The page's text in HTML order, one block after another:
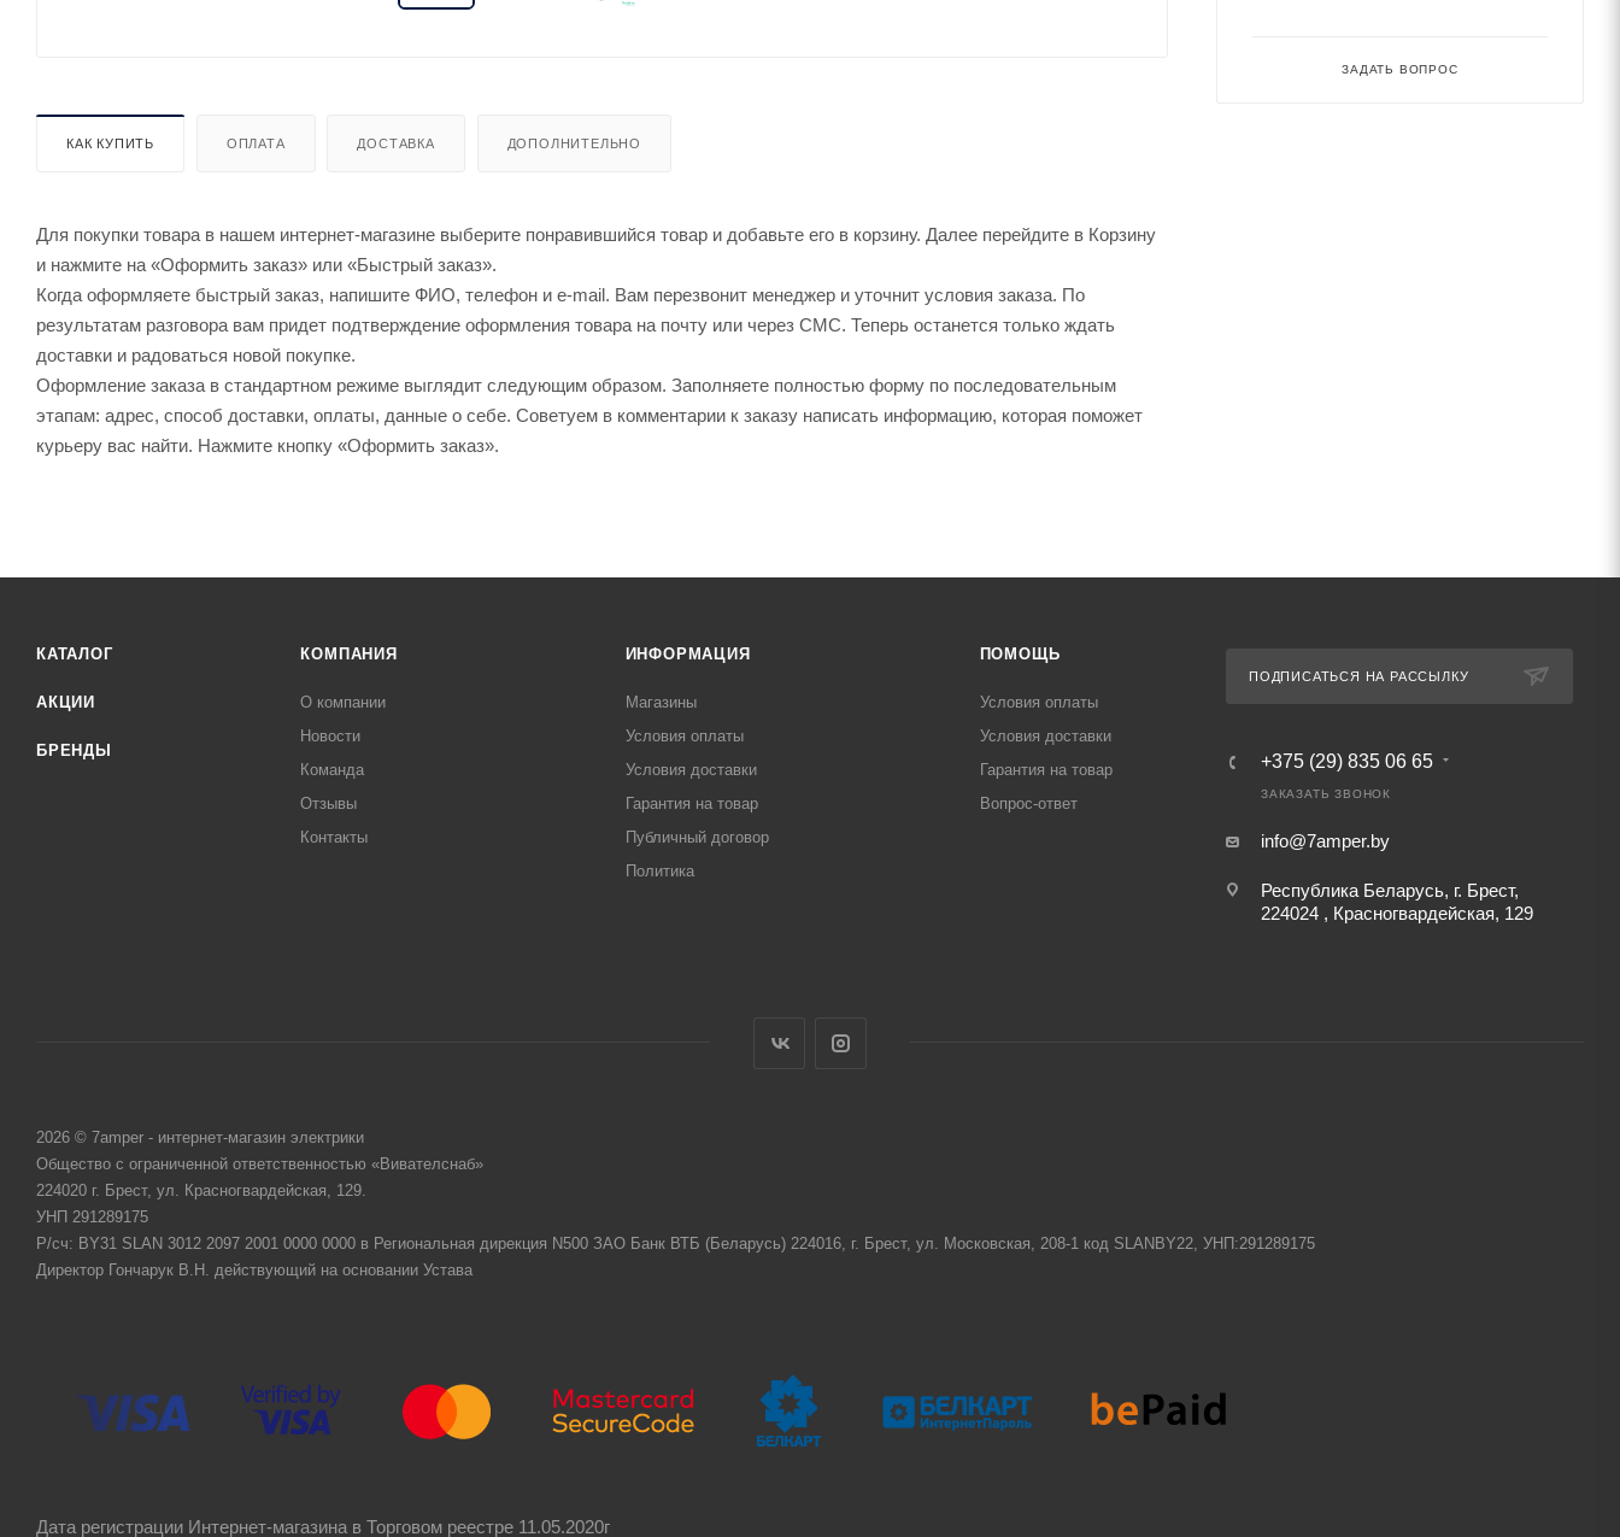
КАК КУПИТЬ ОПЛАТА ДОСТАВКА ДОПОЛНИТЕЛЬНО
Для покупки товара в нашем интернет-магазине выберите понравившийся товар и добавьте его в корзину. Далее перейдите в Корзину
и нажмите на «Оформить заказ» или «Быстрый заказ».
Когда оформляете быстрый заказ, напишите ФИО, телефон и e-mail. Вам перезвонит менеджер и уточнит условия заказа. По
результатам разговора вам придет подтверждение оформления товара на почту или через СМС. Теперь останется только ждать
доставки и радоваться новой покупке.
Оформление заказа в стандартном режиме выглядит следующим образом. Заполняете полностью форму по последовательным
этапам: адрес, способ доставки, оплаты, данные о себе. Советуем в комментарии к заказу написать информацию, которая поможет
курьеру вас найти. Нажмите кнопку «Оформить заказ».
ЗАДАТЬ ВОПРОС
КАТАЛОГ
АКЦИИ
БРЕНДЫ
КОМПАНИЯ
О компании
Новости
Команда
Отзывы
Контакты
ИНФОРМАЦИЯ
Магазины
Условия оплаты
Условия доставки
Гарантия на товар
Публичный договор
Политика
ПОМОЩЬ
Условия оплаты
Условия доставки
Гарантия на товар
Вопрос-ответ
ПОДПИСАТЬСЯ НА РАССЫЛКУ
+375 (29) 835 06 65
ЗАКАЗАТЬ ЗВОНОК
info@7amper.by
Республика Беларусь, г. Брест,
224024 , Красногвардейская, 129
2026 © 7amper - интернет-магазин электрики
Общество с ограниченной ответственностью «Вивателснаб»
224020 г. Брест, ул. Красногвардейская, 129.
УНП 291289175
Р/сч: BY31 SLAN 3012 2097 2001 0000 0000 в Региональная дирекция N500 ЗАО Банк ВТБ (Беларусь) 224016, г. Брест, ул. Московская, 208-1 код SLANBY22, УНП:291289175
Директор Гончарук В.Н. действующий на основании Устава
Дата регистрации Интернет-магазина в Торговом реестре 11.05.2020г